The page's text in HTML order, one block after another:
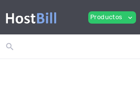
Productos expand_more
search